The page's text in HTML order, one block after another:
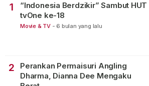
1
“Indonesia Berdzikir” Sambut HUT
tvOne ke-18
Movie & TV - 6 bulan yang lalu
2
Perankan Permaisuri Angling
Dharma, Dianna Dee Mengaku